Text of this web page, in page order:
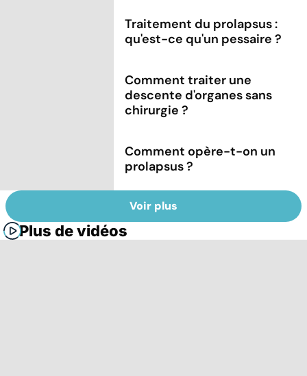
Traitement du prolapsus :
qu'est-ce qu'un pessaire ?
Comment traiter une
descente d'organes sans
chirurgie ?
Comment opère-t-on un
prolapsus ?
Voir plus
Plus de vidéos